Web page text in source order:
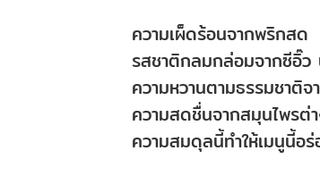
ความเผ็ดร้อนจากพริกสด
รสชาติกลมกล่อมจากซีอิ๊ว
ความหวานตามธรรมชาติจ
ความสดชื่นจากสมุนไพรต่
ความสมดุลนี้ทำให้เมนูนี้อ